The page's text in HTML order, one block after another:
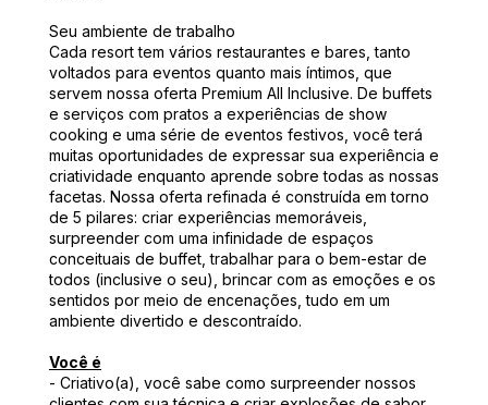
Seu ambiente de trabalho
Cada resort tem vários restaurantes e bares, tanto
voltados para eventos quanto mais íntimos, que
servem nossa oferta Premium All Inclusive. De buffets
e serviços com pratos a experiências de show
cooking e uma série de eventos festivos, você terá
muitas oportunidades de expressar sua experiência e
criatividade enquanto aprende sobre todas as nossas
facetas. Nossa oferta refinada é construída em torno
de 5 pilares: criar experiências memoráveis,
surpreender com uma infinidade de espaços
conceituais de buffet, trabalhar para o bem-estar de
todos (inclusive o seu), brincar com as emoções e os
sentidos por meio de encenações, tudo em um
ambiente divertido e descontraído.
Você é
- Criativo(a), você sabe como surpreender nossos